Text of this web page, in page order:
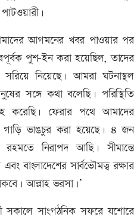
আমাদের আগমনের খবর পাওয়ার পর
পুশ-ইন করা হয়েছিল, তাদের
নিয়েছে। আমরা ঘটনাস্থল
সঙ্গে কথা বলেছি। পরিস্থিতি
করেছি। ফেরার পথে আমাদের
গাড়ি ভাঙচুর করা হয়েছে। ৪ জন
নিরাপদ আছি। সীমান্তে
বাংলাদেশের সার্বভৌমত্ব রক্ষার
আল্লাহ ভরসা।’
সকালে সাংগঠনিক সফরে যশোরে